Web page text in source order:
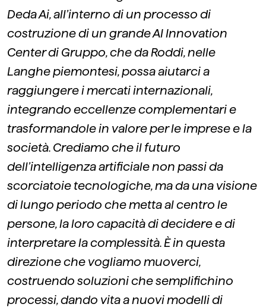
Deda Ai, all’interno di un processo di
costruzione di un grande AI Innovation
Center di Gruppo, che da Roddi, nelle
Langhe piemontesi, possa aiutarci a
raggiungere i mercati internazionali,
integrando eccellenze complementari e
trasformandole in valore per le imprese e la
società. Crediamo che il futuro
dell’intelligenza artificiale non passi da
scorciatoie tecnologiche, ma da una visione
di lungo periodo che metta al centro le
persone, la loro capacità di decidere e di
interpretare la complessità. È in questa
direzione che vogliamo muoverci,
costruendo soluzioni che semplifichino
processi, dando vita a nuovi modelli di